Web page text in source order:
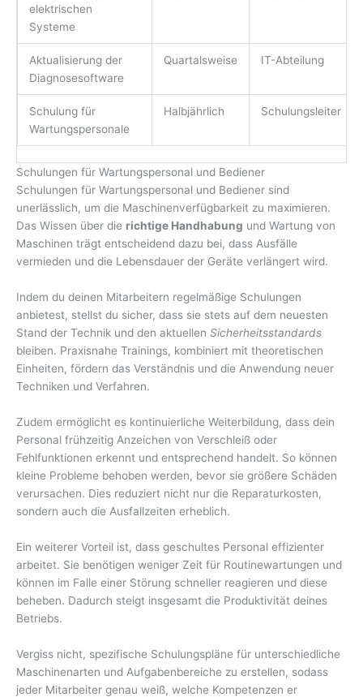
elektrischen
Systeme
Aktualisierung der
Diagnosesoftware
Quartalsweise IT-Abteilung
Schulung für
Wartungspersonale
Halbjährlich Schulungsleiter
Schulungen für Wartungspersonal und Bediener
Schulungen für Wartungspersonal und Bediener sind
unerlässlich, um die Maschinenverfügbarkeit zu maximieren.
Das Wissen über die richtige Handhabung und Wartung von
Maschinen trägt entscheidend dazu bei, dass Ausfälle
vermieden und die Lebensdauer der Geräte verlängert wird.
Indem du deinen Mitarbeitern regelmäßige Schulungen
anbietest, stellst du sicher, dass sie stets auf dem neuesten
Stand der Technik und den aktuellen Sicherheitsstandards
bleiben. Praxisnahe Trainings, kombiniert mit theoretischen
Einheiten, fördern das Verständnis und die Anwendung neuer
Techniken und Verfahren.
Zudem ermöglicht es kontinuierliche Weiterbildung, dass dein
Personal frühzeitig Anzeichen von Verschleiß oder
Fehlfunktionen erkennt und entsprechend handelt. So können
kleine Probleme behoben werden, bevor sie größere Schäden
verursachen. Dies reduziert nicht nur die Reparaturkosten,
sondern auch die Ausfallzeiten erheblich.
Ein weiterer Vorteil ist, dass geschultes Personal effizienter
arbeitet. Sie benötigen weniger Zeit für Routinewartungen und
können im Falle einer Störung schneller reagieren und diese
beheben. Dadurch steigt insgesamt die Produktivität deines
Betriebs.
Vergiss nicht, spezifische Schulungspläne für unterschiedliche
Maschinenarten und Aufgabenbereiche zu erstellen, sodass
jeder Mitarbeiter genau weiß, welche Kompetenzen er